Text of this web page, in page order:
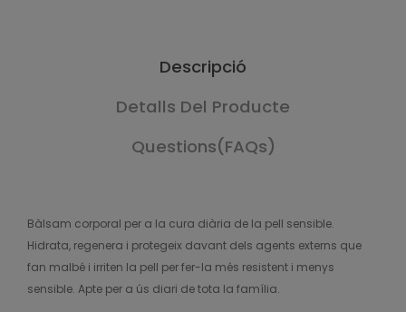
Descripció
Detalls Del Producte
Questions(FAQs)
Bàlsam corporal per a la cura diària de la pell sensible.
Hidrata, regenera i protegeix davant dels agents externs que
fan malbé i irriten la pell per fer-la més resistent i menys
sensible. Apte per a ús diari de tota la família.